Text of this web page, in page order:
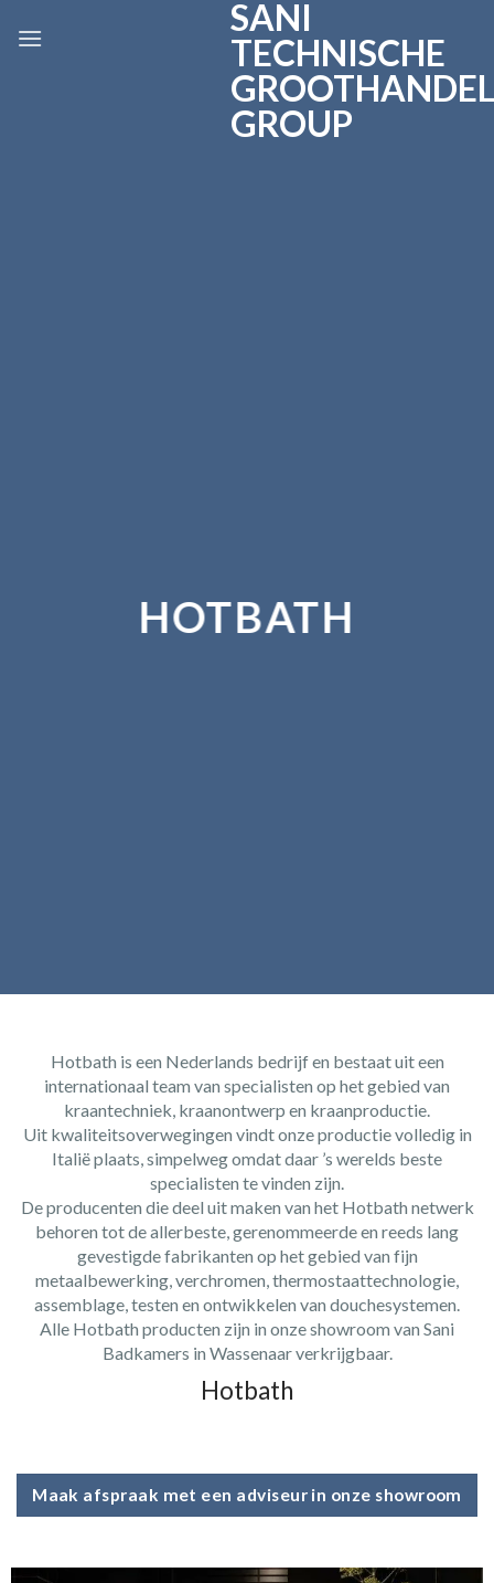
SANI
TECHNISCHE
GROOTHANDEL
GROUP
HOTBATH
Hotbath is een Nederlands bedrijf en bestaat uit een
internationaal team van specialisten op het gebied van
kraantechniek, kraanontwerp en kraanproductie.
Uit kwaliteitsoverwegingen vindt onze productie volledig in
Italië plaats, simpelweg omdat daar ’s werelds beste
specialisten te vinden zijn.
De producenten die deel uit maken van het Hotbath netwerk
behoren tot de allerbeste, gerenommeerde en reeds lang
gevestigde fabrikanten op het gebied van fijn
metaalbewerking, verchromen, thermostaattechnologie,
assemblage, testen en ontwikkelen van douchesystemen.
Alle Hotbath producten zijn in onze showroom van Sani
Badkamers in Wassenaar verkrijgbaar.
Hotbath
Maak afspraak met een adviseur in onze showroom